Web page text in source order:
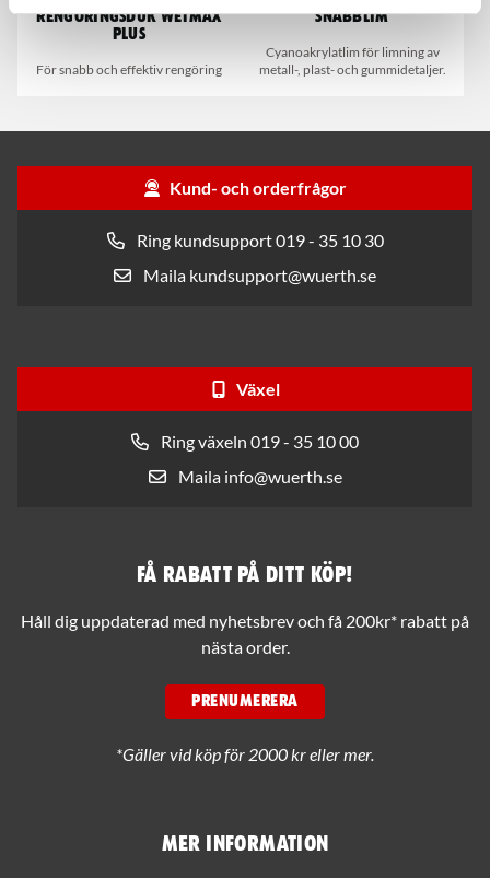
Rengöringsduk Wetmax
Plus
För snabb och effektiv rengöring
Snabblim
Cyanoakrylatlim för limning av
metall-, plast- och gummidetaljer.
Kund- och orderfrågor
Ring kundsupport 019 - 35 10 30
Maila kundsupport@wuerth.se
Växel
Ring växeln 019 - 35 10 00
Maila info@wuerth.se
Mer information
Få rabatt på ditt köp!
Håll dig uppdaterad med nyhetsbrev och få 200kr* rabatt på
nästa order.
PRENUMERERA
*Gäller vid köp för 2000 kr eller mer.